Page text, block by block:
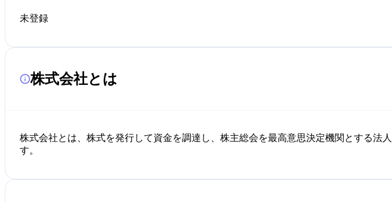
未登録
株式会社とは
株式会社とは、株式を発行して資金を調達し、株主総会を最高意思決定機関とする法
す。